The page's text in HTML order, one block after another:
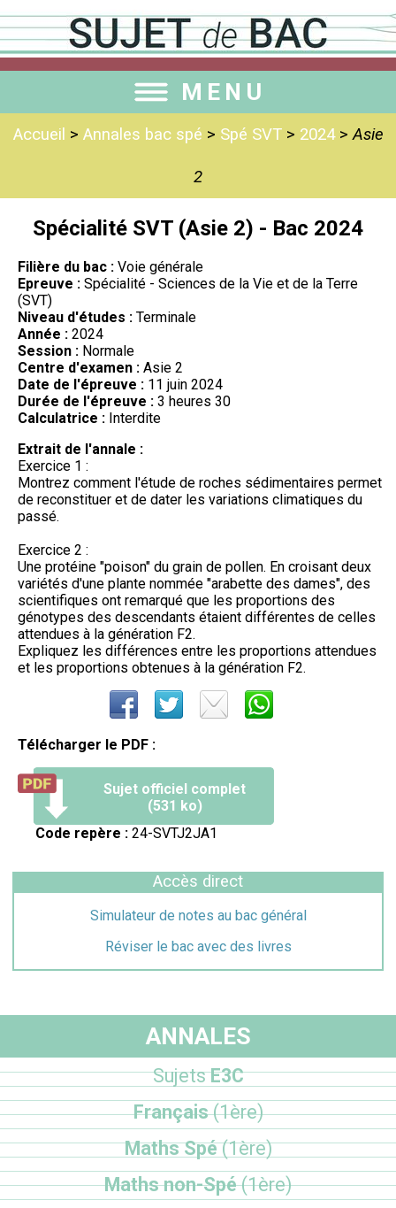
MENU
Accueil > Annales bac spé > Spé SVT> 2024>Asie
2
Spécialité SVT (Asie 2) - Bac 2024
Filière du bac : Voie générale
Epreuve : Spécialité - Sciences de la Vie et de la Terre
(SVT)
Niveau d'études : Terminale
Année : 2024
Session : Normale
Centre d'examen : Asie 2
Date de l'épreuve : 11 juin 2024
Durée de l'épreuve : 3 heures 30
Calculatrice : Interdite
Extrait de l'annale :
Exercice 1 :
Montrez comment l'étude de roches sédimentaires permet
de reconstituer et de dater les variations climatiques du
passé.
Exercice 2 :
Une protéine "poison" du grain de pollen. En croisant deux
variétés d'une plante nommée "arabette des dames", des
scientifiques ont remarqué que les proportions des
génotypes des descendants étaient différentes de celles
attendues à la génération F2.
Expliquez les différences entre les proportions attendues
et les proportions obtenues à la génération F2.
Télécharger le PDF :
Sujet officiel complet
(531 ko)
Code repère : 24-SVTJ2JA1
Accès direct
Simulateur de notes au bac général
Réviser le bac avec des livres
ANNALES
SujetsE3C
Français(1ère)
Maths Spé(1ère)
Maths non-Spé(1ère)